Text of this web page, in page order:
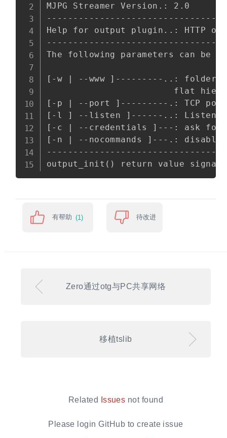
MJPG Streamer Version.: 2.0
Help for output plugin..: HTTP
The following parameters can be
[-w | --www ]---------..: folder
flat
[-p | --port ]---------.: TCP port
[-l ] --listen ]------..: Listen on
[-c | --credentials ]---: ask for
[-n | --nocommands ]---.: disable
有帮助 (1) 待改进
Zero通过otg与PC共享网络
移植tslib
Related Issues not found
Please login GitHub to create issue